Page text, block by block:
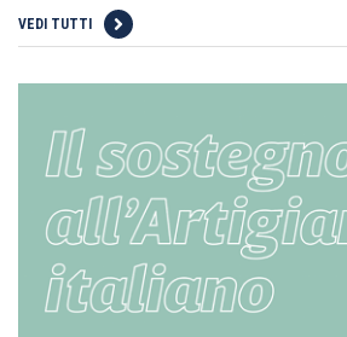
VEDI TUTTI